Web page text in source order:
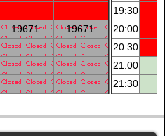
19671
19671
19:30
20:00
20:30
21:00
21:30